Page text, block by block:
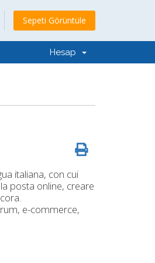
Sepeti Görüntüle
Hesap
italiana, con cui
posta online, creare
e-commerce,